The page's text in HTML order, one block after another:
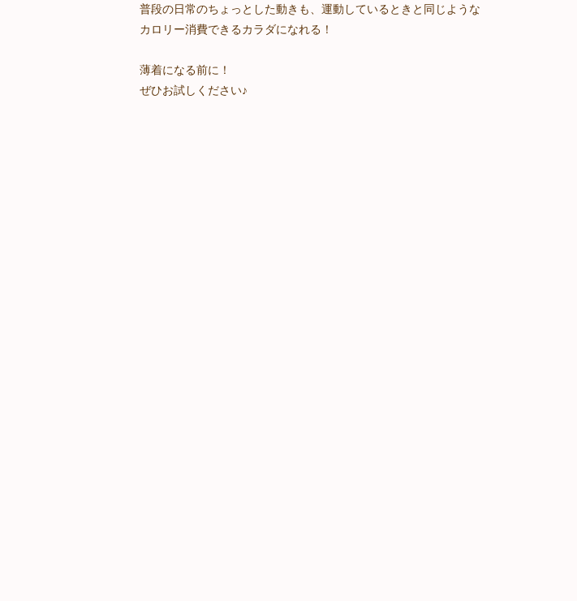
普段の日常のちょっとした動きも、運動しているときと同じような
カロリー消費できるカラダになれる！
薄着になる前に！
ぜひお試しください♪